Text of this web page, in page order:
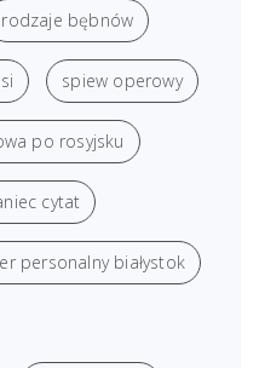
rodzaje bębnów
spiew operowy
po rosyjsku
cytat
personalny białystok